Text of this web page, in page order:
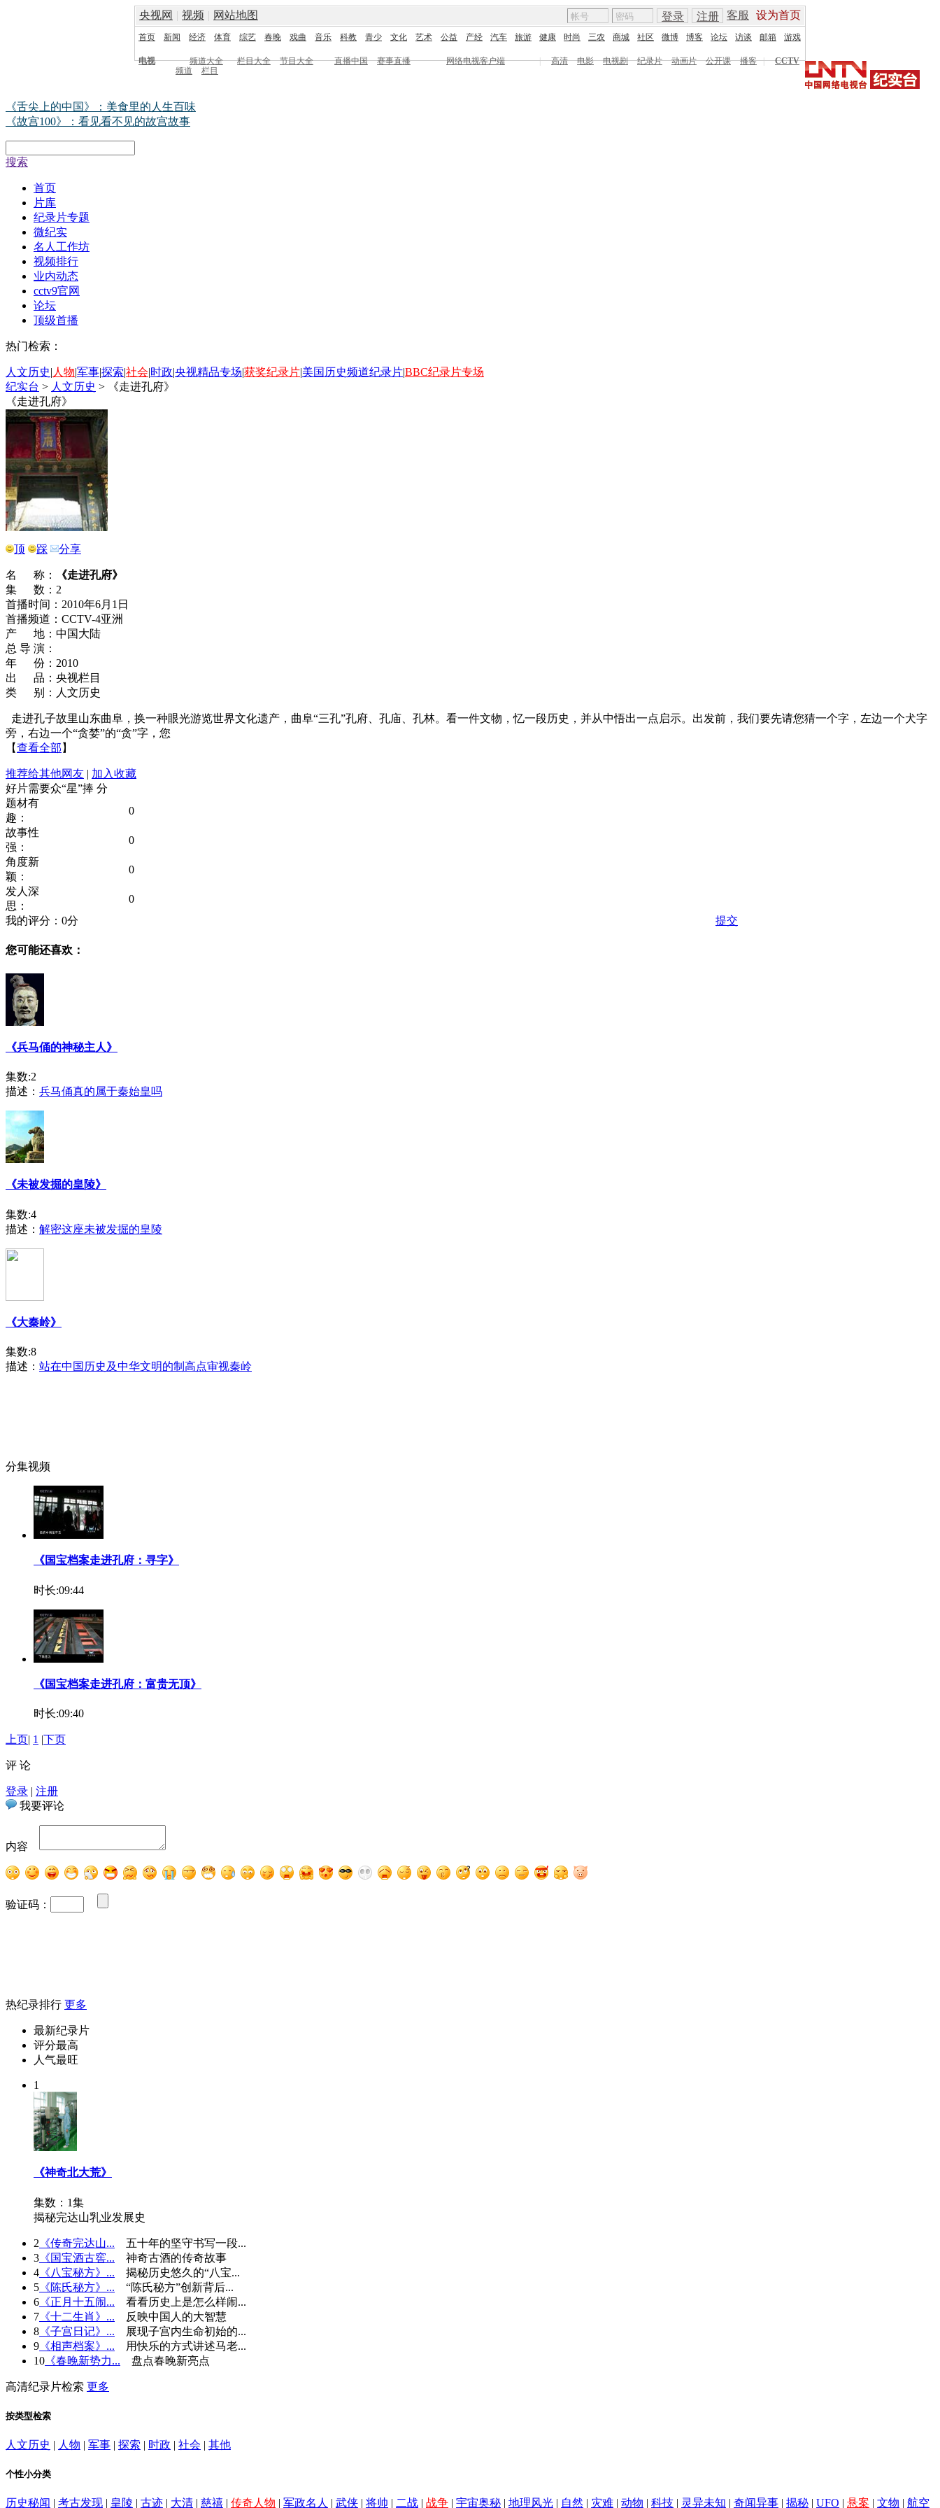
央视网 | 视频 | 网站地图 客服 设为首页
登录 注册
首页 新闻 经济 体育 综艺 春晚 戏曲 音乐 科教 青少 文化 艺术 公益 产经 汽车 旅游 健康 时尚 三农 商城 社区 微博 博客 论坛 访谈 邮箱 游戏
电视 频道大全 栏目大全 节目大全 直播中国 赛事直播 网络电视客户端 | 高清 电影 电视剧 纪录片 动画片 公开课 播客 |
CCTV
频道
栏目
《舌尖上的中国》：美食里的人生百味
《故宫100》：看见看不见的故宫故事
搜索
首页
片库
纪录片专题
微纪实
名人工作坊
视频排行
业内动态
cctv9官网
论坛
顶级首播
热门检索：
人文历史| 人物|军事|探索|社会|时政|央视精品专场|获奖纪录片|美国历史频道纪录片|BBC纪录片专场
纪实台 > 人文历史 >
《走进孔府》
《走进孔府》
顶 踩 分享
名 称：
《走进孔府》
集 数：2
首播时间：2010年6月1日
首播频道：CCTV-4亚洲
产 地：中国大陆
总 导 演：
年 份：2010
出 品：央视栏目
类 别：人文历史
走进孔子故里山东曲阜，换一种眼光游览世界文化遗产，曲阜“三孔”孔府、孔庙、孔林。看一件文物，忆一段历史，并从中悟出一点启示。出发前，我们要先请您猜一个字，左边一个犬字
旁，右边一个“贪婪”的“贪”字，您
【查看全部 】
推荐给其他网友 | 加入收藏
好片需要众“星”捧 分
题材有
趣：
0
故事性
强：
0
角度新
颖：
0
发人深
思：
0
我的评分： 0分 提交
您可能还喜欢：
《兵马俑的神秘主人》
集数:2
描述： 兵马俑真的属于秦始皇吗
《未被发掘的皇陵》
集数:4
描述： 解密这座未被发掘的皇陵
《大秦岭》
集数:8
描述： 站在中国历史及中华文明的制高点审视秦岭
分集视频
《国宝档案走进孔府：寻字》
时长:09:44
《国宝档案走进孔府：富贵无顶》
时长:09:40
上页| 1 |下页
评 论
登录 | 注册
我要评论
内容
验证码：
热纪录排行 更多
最新纪录片
评分最高
人气最旺
1
《神奇北大荒》
集数：1集
揭秘完达山乳业发展史
2 《传奇完达山...
五十年的坚守书写一段...
3 《国宝酒古窖...
神奇古酒的传奇故事
4 《八宝秘方》...
揭秘历史悠久的“八宝...
5 《陈氏秘方》...
“陈氏秘方”创新背后...
6 《正月十五闹...
看看历史上是怎么样闹...
7 《十二生肖》...
反映中国人的大智慧
8 《子宫日记》...
展现子宫内生命初始的...
9 《相声档案》...
用快乐的方式讲述马老...
10 《春晚新势力... 盘点春晚新亮点
高清纪录片检索 更多
按类型检索
人文历史 | 人物 | 军事 | 探索 | 时政 | 社会 | 其他
个性小分类
历史秘闻 | 考古发现 | 皇陵 | 古迹 | 大清 | 慈禧 | 传奇人物 | 军政名人 | 武侠 | 将帅 | 二战 | 战争 | 宇宙奥秘 | 地理风光 | 自然 | 灾难 | 动物 | 科技 | 灵异未知 | 奇闻异事 | 揭秘 | UFO | 悬案 | 文物 | 航空